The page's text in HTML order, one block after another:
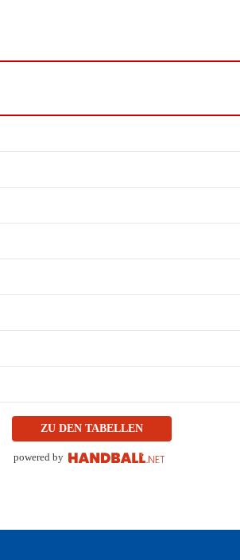
ZU DEN TABELLEN
powered by